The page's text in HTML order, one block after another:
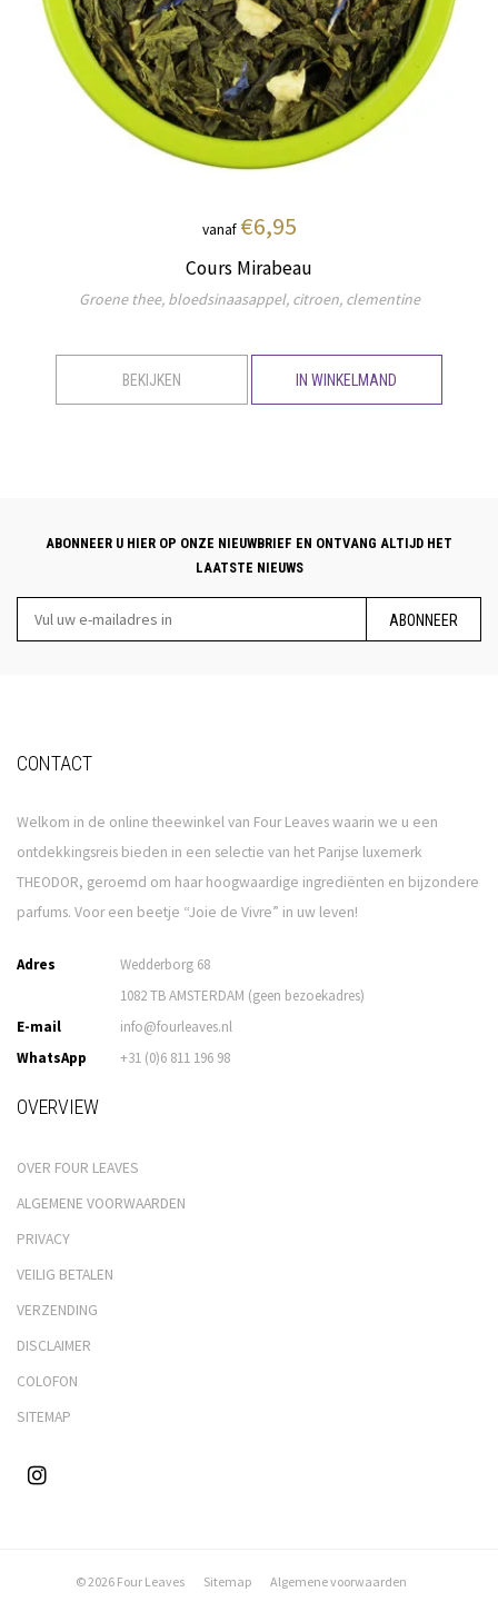
vanaf €6,95
Cours Mirabeau
Groene thee, bloedsinaasappel, citroen, clementine
BEKIJKEN IN WINKELMAND
ABONNEER U HIER OP ONZE NIEUWBRIEF EN ONTVANG ALTIJD HET
LAATSTE NIEUWS
ABONNEER
CONTACT
Welkom in de online theewinkel van Four Leaves waarin we u een
ontdekkingsreis bieden in een selectie van het Parijse luxemerk
THEODOR, geroemd om haar hoogwaardige ingrediënten en bijzondere
parfums. Voor een beetje “Joie de Vivre” in uw leven!
Adres
Wedderborg 68
1082 TB AMSTERDAM (geen bezoekadres)
E-mail
info@fourleaves.nl
WhatsApp
+31 (0)6 811 196 98
OVERVIEW
OVER FOUR LEAVES
ALGEMENE VOORWAARDEN
PRIVACY
VEILIG BETALEN
VERZENDING
DISCLAIMER
COLOFON
SITEMAP
© 2026 Four Leaves Sitemap Algemene voorwaarden